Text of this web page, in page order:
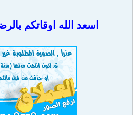
اسعد الله اوقاتكم